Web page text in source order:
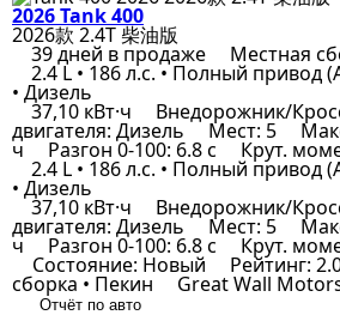
2026 Tank 400
2026款 2.4T 柴油版
39 дней в продаже Местная
2.4 L • 186 л.с. • Полный привод
• Дизель
37,10 кВт·ч Внедорожник/
двигателя: Дизель Мест: 5
ч Разгон 0-100: 6.8 с Крут.
2.4 L • 186 л.с. • Полный привод
• Дизель
37,10 кВт·ч Внедорожник/
двигателя: Дизель Мест: 5
ч Разгон 0-100: 6.8 с Крут.
Состояние: Новый Рейтинг:
сборка • Пекин Great Wall
Отчёт по авто